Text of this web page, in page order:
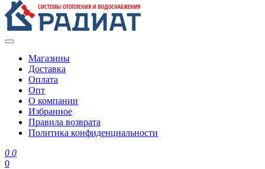
Магазины
Доставка
Оплата
Опт
О компании
Избранное
Правила возврата
Политика конфиденциальности
0 0
0